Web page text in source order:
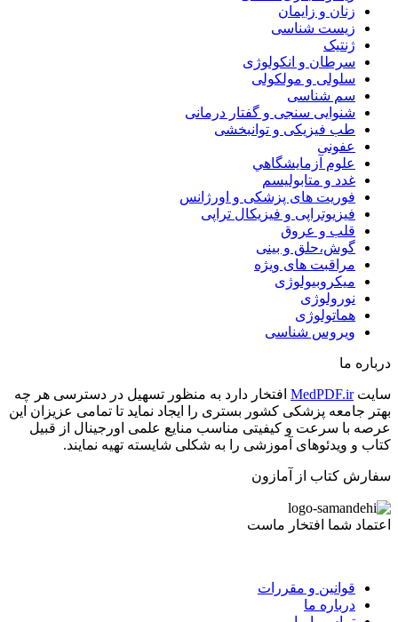
زنان و زایمان
زیست شناسی
ژنتیک
سرطان و انکولوژی
سلولی و مولکولی
سم شناسی
شنوایی سنجی و گفتار درمانی
طب فیزیکی و توانبخشی
عفونی
علوم آزمايشگاهي
غدد و متابولیسم
فوریت های پزشکی و اورژانس
فیزیوتراپی و فیزیکال تراپی
قلب و عروق
گوش،حلق و بینی
مراقبت های ویژه
میکروبیولوژی
نورولوژی
هماتولوژی
ویروس شناسی
درباره ما
سایتMedPDF.ir افتخار دارد به منظور تسهیل در دسترسی هر چه
بهتر جامعه پزشکی کشور بستری را ایجاد نماید تا تمامی عزیزان این
عرصه با سرعت و کیفیتی مناسب منایع علمی اورجینال از قبیل
کتاب و ویدئوهای آموزشی را به شکلی شایسته تهیه نمایند.
سفارش کتاب از آمازون
اعتماد شما افتخار ماست
قوانین و مقررات
درباره ما